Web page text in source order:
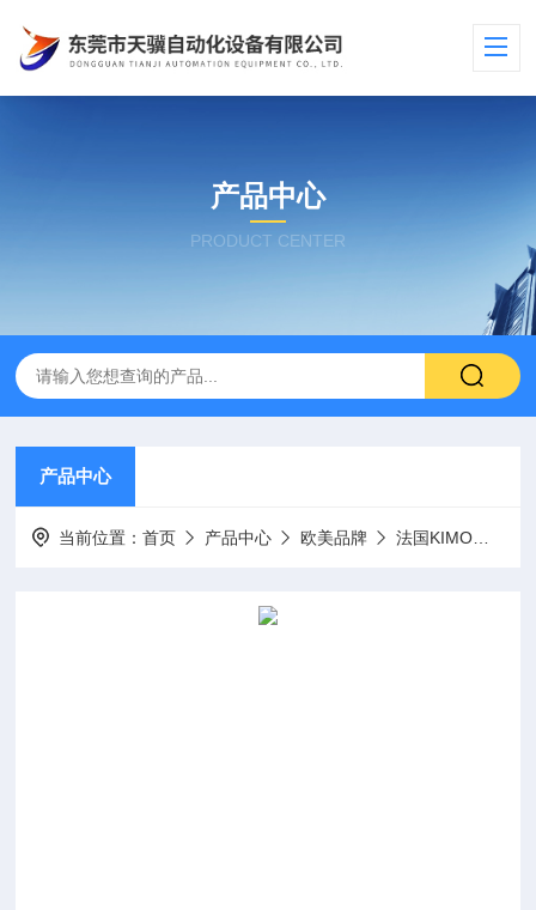
产品中心
PRODUCT CENTER
产品中心
当前位置：首页 产品中心 欧美品牌 法国KIMO微差压变送器